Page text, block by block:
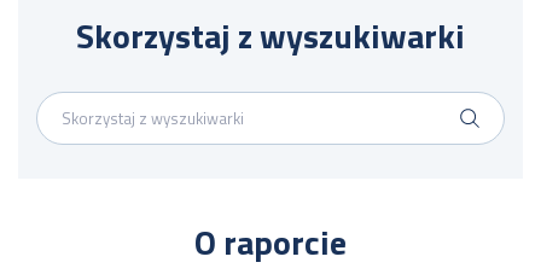
Skorzystaj z wyszukiwarki
O raporcie